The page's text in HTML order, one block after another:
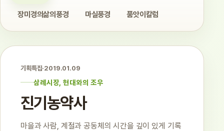
장미경의삶의풍경 마실풍경 품앗이칼럼
기획특집·2019.01.09
삼례시장, 현대와의 조우
진기농약사
마을과 사람, 계절과 공동체의 시간을 깊이 있게 기록